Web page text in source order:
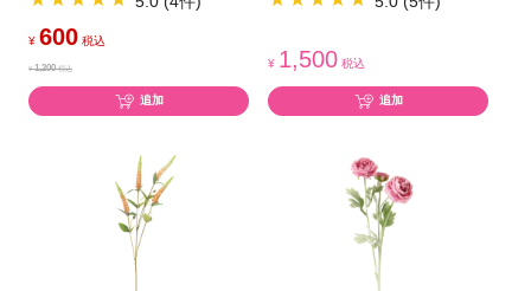
¥ 600 税込
¥1,200税込
追加
¥ 1,500 税込
追加